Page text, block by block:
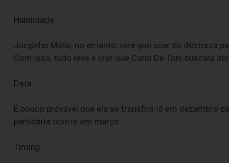
Habilidade
Jorginho Mello, no entanto, terá que usar de destreza
Com isso, tudo leva a crer que Carol De Toni buscará
Data
É pouco provável que ela se transfira já em dezembro
partidária ocorre em março.
Timing